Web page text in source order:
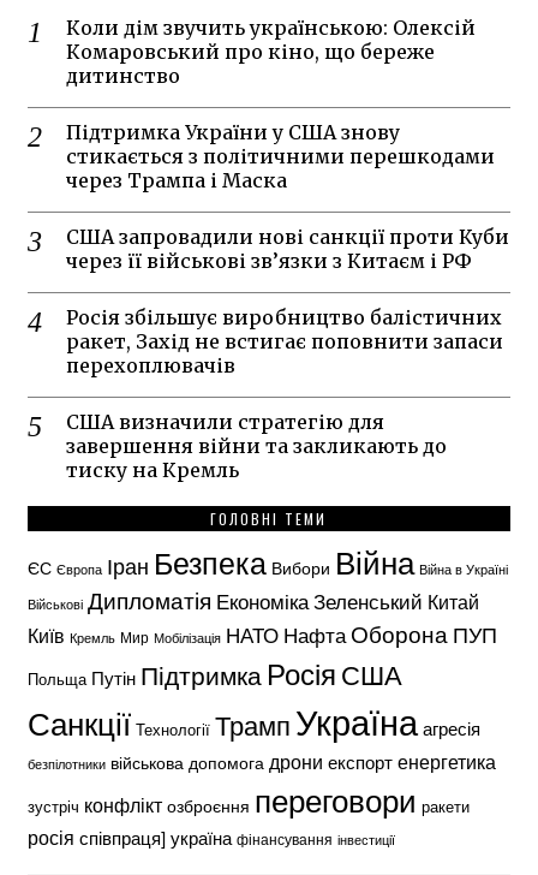
Коли дім звучить українською: Олексій
Комаровський про кіно, що береже
дитинство
Підтримка України у США знову
стикається з політичними перешкодами
через Трампа і Маска
США запровадили нові санкції проти Куби
через її військові зв’язки з Китаєм і РФ
Росія збільшує виробництво балістичних
ракет, Захід не встигає поповнити запаси
перехоплювачів
США визначили стратегію для
завершення війни та закликають до
тиску на Кремль
ГОЛОВНІ ТЕМИ
ЄС Європа Іран Безпека Вибори Війна Війна в Україні
Військові Дипломатія ЕкономікаЗеленський Китай
Київ Кремль Мир Мобілізація НАТО НафтаОборона ПУП
Польща Путін Підтримка РосіяСША
Санкції Технології ТрампУкраїнаагресія
безпілотники військова допомога дрони експорт енергетика
зустріч конфлікт озброєння переговори ракети
росія співпраця] україна фінансування інвестиції